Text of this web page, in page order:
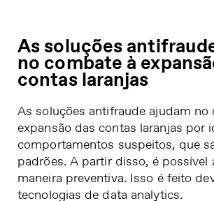
As soluções
no combate à
contas laranjas
As soluções antifraude ajudam no
expansão das contas laranjas por
comportamentos suspeitos, que
padrões. A partir disso, é possível
maneira preventiva. Isso é feito
tecnologias de data analytics.